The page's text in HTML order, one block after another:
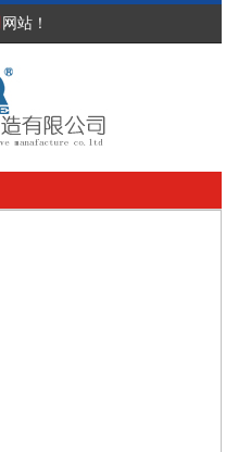
网站！